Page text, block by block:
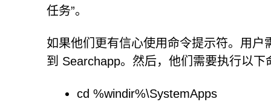
任务”。
如果他们更有信心使用命令提示符。用
到 Searchapp。然后，他们需要执行以下
cd %windir%\SystemApps